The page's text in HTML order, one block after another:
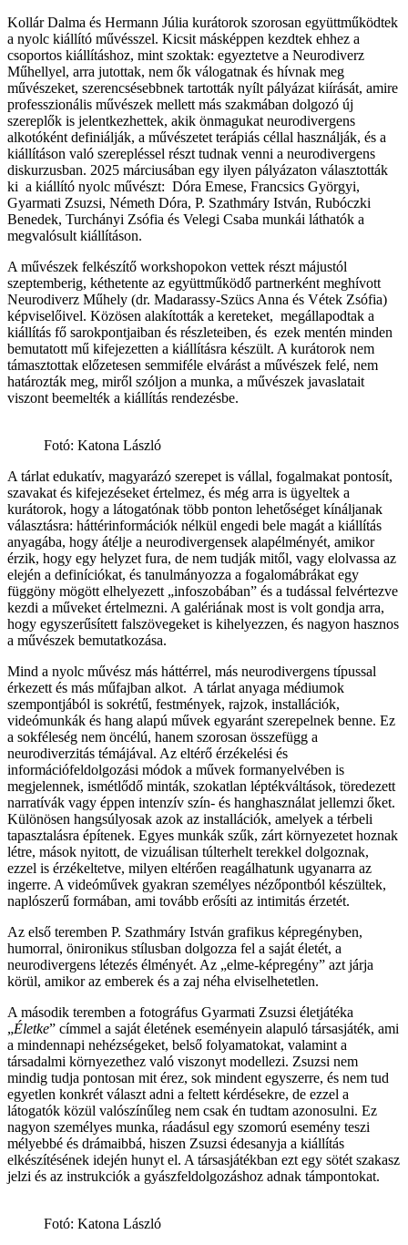
Kollár Dalma és Hermann Júlia kurátorok szorosan együttműködtek
a nyolc kiállító művésszel. Kicsit másképpen kezdtek ehhez a
csoportos kiállításhoz, mint szoktak: egyeztetve a Neurodiverz
Műhellyel, arra jutottak, nem ők válogatnak és hívnak meg
művészeket, szerencsésebbnek tartották nyílt pályázat kiírását, amire
professzionális művészek mellett más szakmában dolgozó új
szereplők is jelentkezhettek, akik önmagukat neurodivergens
alkotóként definiálják, a művészetet terápiás céllal használják, és a
kiállításon való szerepléssel részt tudnak venni a neurodivergens
diskurzusban. 2025 márciusában egy ilyen pályázaton választották
ki a kiállító nyolc művészt: Dóra Emese, Francsics Györgyi,
Gyarmati Zsuzsi, Németh Dóra, P. Szathmáry István, Rubóczki
Benedek, Turchányi Zsófia és Velegi Csaba munkái láthatók a
megvalósult kiállításon.
A művészek felkészítő workshopokon vettek részt májustól
szeptemberig, kéthetente az együttműködő partnerként meghívott
Neurodiverz Műhely (dr. Madarassy-Szücs Anna és Vétek Zsófia)
képviselőivel. Közösen alakították a kereteket, megállapodtak a
kiállítás fő sarokpontjaiban és részleteiben, és ezek mentén minden
bemutatott mű kifejezetten a kiállításra készült. A kurátorok nem
támasztottak előzetesen semmiféle elvárást a művészek felé, nem
határozták meg, miről szóljon a munka, a művészek javaslatait
viszont beemelték a kiállítás rendezésbe.
Fotó: Katona László
A tárlat edukatív, magyarázó szerepet is vállal, fogalmakat pontosít,
szavakat és kifejezéseket értelmez, és még arra is ügyeltek a
kurátorok, hogy a látogatónak több ponton lehetőséget kínáljanak
választásra: háttérinformációk nélkül engedi bele magát a kiállítás
anyagába, hogy átélje a neurodivergensek alapélményét, amikor
érzik, hogy egy helyzet fura, de nem tudják mitől, vagy elolvassa az
elején a definíciókat, és tanulmányozza a fogalomábrákat egy
függöny mögött elhelyezett „infoszobában” és a tudással felvértezve
kezdi a műveket értelmezni. A galériának most is volt gondja arra,
hogy egyszerűsített falszövegeket is kihelyezzen, és nagyon hasznos
a művészek bemutatkozása.
Mind a nyolc művész más háttérrel, más neurodivergens típussal
érkezett és más műfajban alkot. A tárlat anyaga médiumok
szempontjából is sokrétű, festmények, rajzok, installációk,
videómunkák és hang alapú művek egyaránt szerepelnek benne. Ez
a sokféleség nem öncélú, hanem szorosan összefügg a
neurodiverzitás témájával. Az eltérő érzékelési és
információfeldolgozási módok a művek formanyelvében is
megjelennek, ismétlődő minták, szokatlan léptékváltások, töredezett
narratívák vagy éppen intenzív szín- és hanghasználat jellemzi őket.
Különösen hangsúlyosak azok az installációk, amelyek a térbeli
tapasztalásra építenek. Egyes munkák szűk, zárt környezetet hoznak
létre, mások nyitott, de vizuálisan túlterhelt terekkel dolgoznak,
ezzel is érzékeltetve, milyen eltérően reagálhatunk ugyanarra az
ingerre. A videóművek gyakran személyes nézőpontból készültek,
naplószerű formában, ami tovább erősíti az intimitás érzetét.
Az első teremben P. Szathmáry István grafikus képregényben,
humorral, önironikus stílusban dolgozza fel a saját életét, a
neurodivergens létezés élményét. Az „elme-képregény” azt járja
körül, amikor az emberek és a zaj néha elviselhetetlen.
A második teremben a fotográfus Gyarmati Zsuzsi életjátéka
„Életke” címmel a saját életének eseményein alapuló társasjáték, ami
a mindennapi nehézségeket, belső folyamatokat, valamint a
társadalmi környezethez való viszonyt modellezi. Zsuzsi nem
mindig tudja pontosan mit érez, sok mindent egyszerre, és nem tud
egyetlen konkrét választ adni a feltett kérdésekre, de ezzel a
látogatók közül valószínűleg nem csak én tudtam azonosulni. Ez
nagyon személyes munka, ráadásul egy szomorú esemény teszi
mélyebbé és drámaibbá, hiszen Zsuzsi édesanyja a kiállítás
elkészítésének idején hunyt el. A társasjátékban ezt egy sötét szakasz
jelzi és az instrukciók a gyászfeldolgozáshoz adnak támpontokat.
Fotó: Katona László